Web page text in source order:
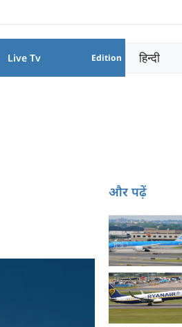
Live Tv Edition
और पढ़ें